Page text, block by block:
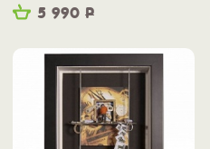
5 990 Р